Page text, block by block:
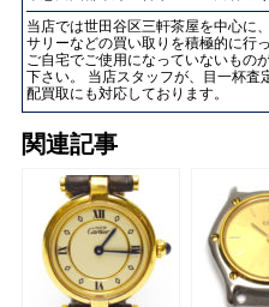
当店では世田谷区三軒茶屋を中心に
サリーなどの買い取りを積極的に行
ご自宅でご使用になっていないもの
下さい。 当店スタッフが、目一杯
配買取にも対応しております。
関連記事